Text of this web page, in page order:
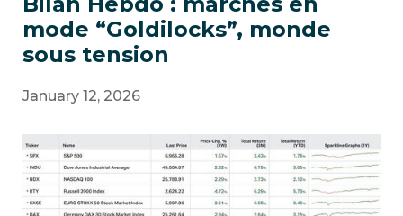
mode “Goldilocks”, monde
sous tension
January 12, 2026